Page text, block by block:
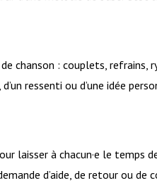
: couplets, refrains,
ressenti ou d’une idée
laisser à chacun·e le
d’aide, de retour ou de